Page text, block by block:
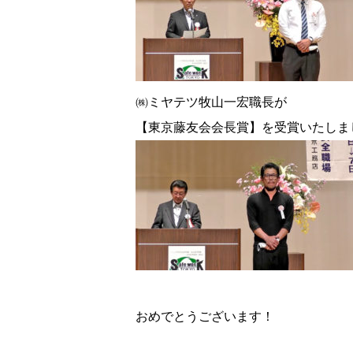
㈱ミヤテツ牧山一宏職長が
【東京藤友会会長賞】を受賞いたし
おめでとうございます！